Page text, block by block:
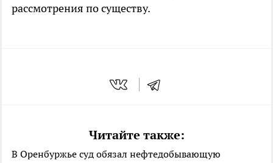
рассмотрения по существу.
Читайте также:
В Оренбуржье суд обязал нефтедобывающую